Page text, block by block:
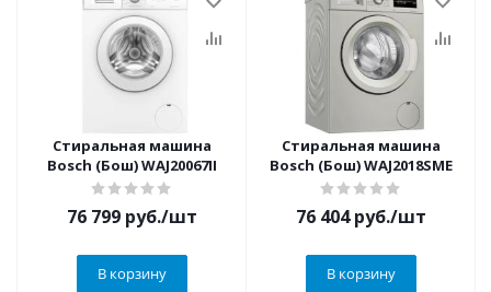
Стиральная машина
Bosch (Бош) WAJ20067II
76 799 руб./шт
В корзину
Стиральная машина
Bosch (Бош) WAJ2018SME
76 404руб./шт
В корзину